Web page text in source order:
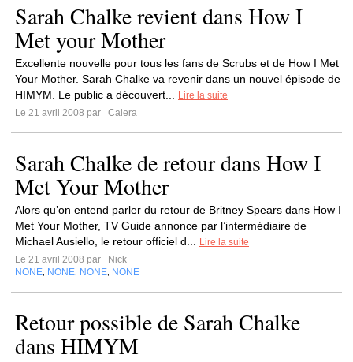
Sarah Chalke revient dans How I
Met your Mother
Excellente nouvelle pour tous les fans de Scrubs et de How I Met
Your Mother. Sarah Chalke va revenir dans un nouvel épisode de
HIMYM. Le public a découvert...
Lire la suite
Le 21 avril 2008 par
Caiera
Sarah Chalke de retour dans How I
Met Your Mother
Alors qu’on entend parler du retour de Britney Spears dans How I
Met Your Mother, TV Guide annonce par l’intermédiaire de
Michael Ausiello, le retour officiel d...
Lire la suite
Le 21 avril 2008 par
Nick
NONE NONE NONE NONE
Retour possible de Sarah Chalke
dans HIMYM